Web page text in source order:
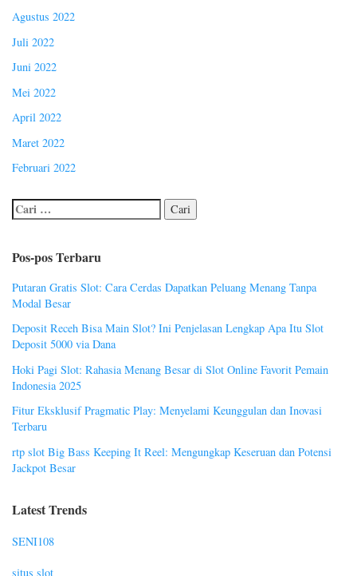
Agustus 2022
Juli 2022
Juni 2022
Mei 2022
April 2022
Maret 2022
Februari 2022
Pos-pos Terbaru
Putaran Gratis Slot: Cara Cerdas Dapatkan Peluang Menang Tanpa
Modal Besar
Deposit Receh Bisa Main Slot? Ini Penjelasan Lengkap Apa Itu Slot
Deposit 5000 via Dana
Hoki Pagi Slot: Rahasia Menang Besar di Slot Online Favorit Pemain
Indonesia 2025
Fitur Eksklusif Pragmatic Play: Menyelami Keunggulan dan Inovasi
Terbaru
rtp slot Big Bass Keeping It Reel: Mengungkap Keseruan dan Potensi
Jackpot Besar
Latest Trends
SENI108
situs slot